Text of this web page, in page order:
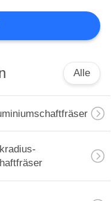
18
Alle